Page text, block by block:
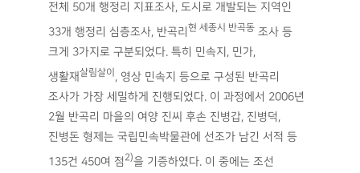
전체 50개 행정리 지표조사, 도시로 개발되는 지역인
33개 행정리 심층조사, 반곡리 현 세종시 반곡동 조사 등
크게 3가지로 구분되었다. 특히 민속지, 민가,
생활재살림살이 , 영상 민속지 등으로 구성된 반곡리
조사가 가장 세밀하게 진행되었다. 이 과정에서 2006년
2월 반곡리 마을의 여양 진씨 후손 진병갑, 진병덕,
진병돈 형제는 국립민속박물관에 선조가 남긴 서적 등
135건 450여 점 2)을 기증하였다. 이 중에는 조선